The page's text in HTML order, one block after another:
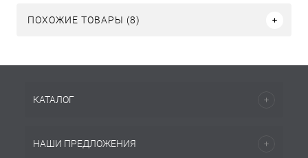
ПОХОЖИЕ ТОВАРЫ (8)
КАТАЛОГ
НАШИ ПРЕДЛОЖЕНИЯ